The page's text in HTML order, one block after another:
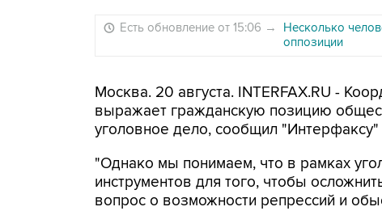
Есть обновление от 15:06 →
Несколько
оппозиции
Москва. 20 августа. INTERFAX.RU -
выражает гражданскую позицию
уголовное дело, сообщил
"Однако мы понимаем, что в рамках
инструментов для того, чтобы
вопрос о возможности репрессий и